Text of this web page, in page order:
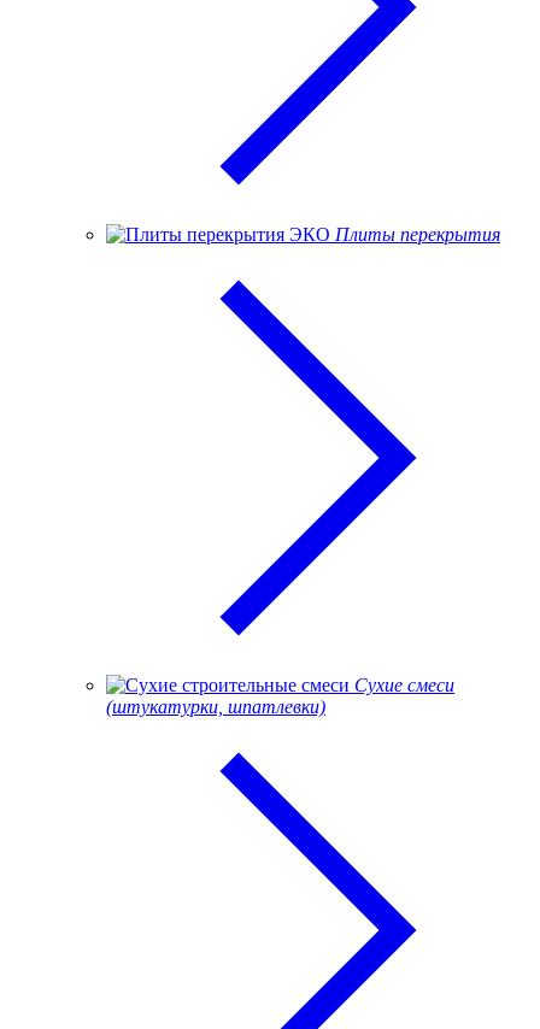
Плиты перекрытия
Сухие смеси
(штукатурки, шпатлевки)